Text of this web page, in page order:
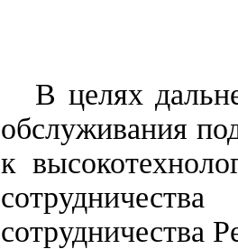
В целях
обслуживания
к
сотрудничества